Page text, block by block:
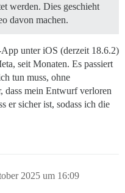
werden. Dies geschieht
davon machen.
unter iOS (derzeit 18.6.2)
seit Monaten. Es passiert
tun muss, ohne
dass mein Entwurf verloren
er sicher ist, sodass ich die
2025 um 16:09